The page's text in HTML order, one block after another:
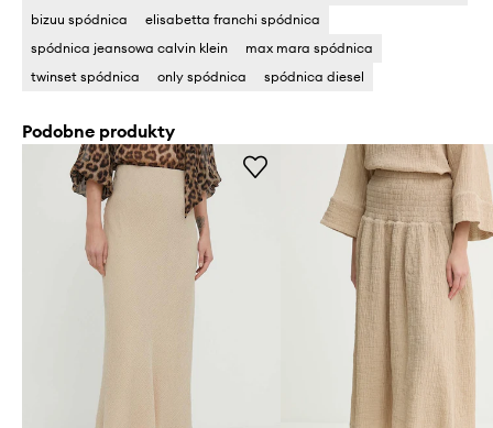
bizuu spódnica
elisabetta franchi spódnica
spódnica jeansowa calvin klein
max mara spódnica
twinset spódnica
only spódnica spódnica diesel
Podobne produkty